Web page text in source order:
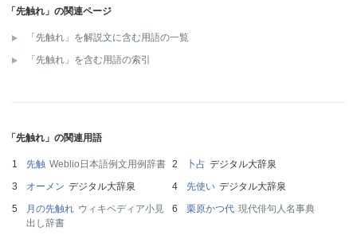
「先触れ」の関連ページ
「先触れ」を解説文に含む用語の一覧
「先触れ」を含む用語の索引
「先触れ」の関連用語
先触 Weblio日本語例文用例辞書 卜占 デジタル大辞泉
オーメン デジタル大辞泉 先使い デジタル大辞泉
月の先触れ ウィキペディア小見
出し辞書
栗原かつ代 現代俳句人名事典